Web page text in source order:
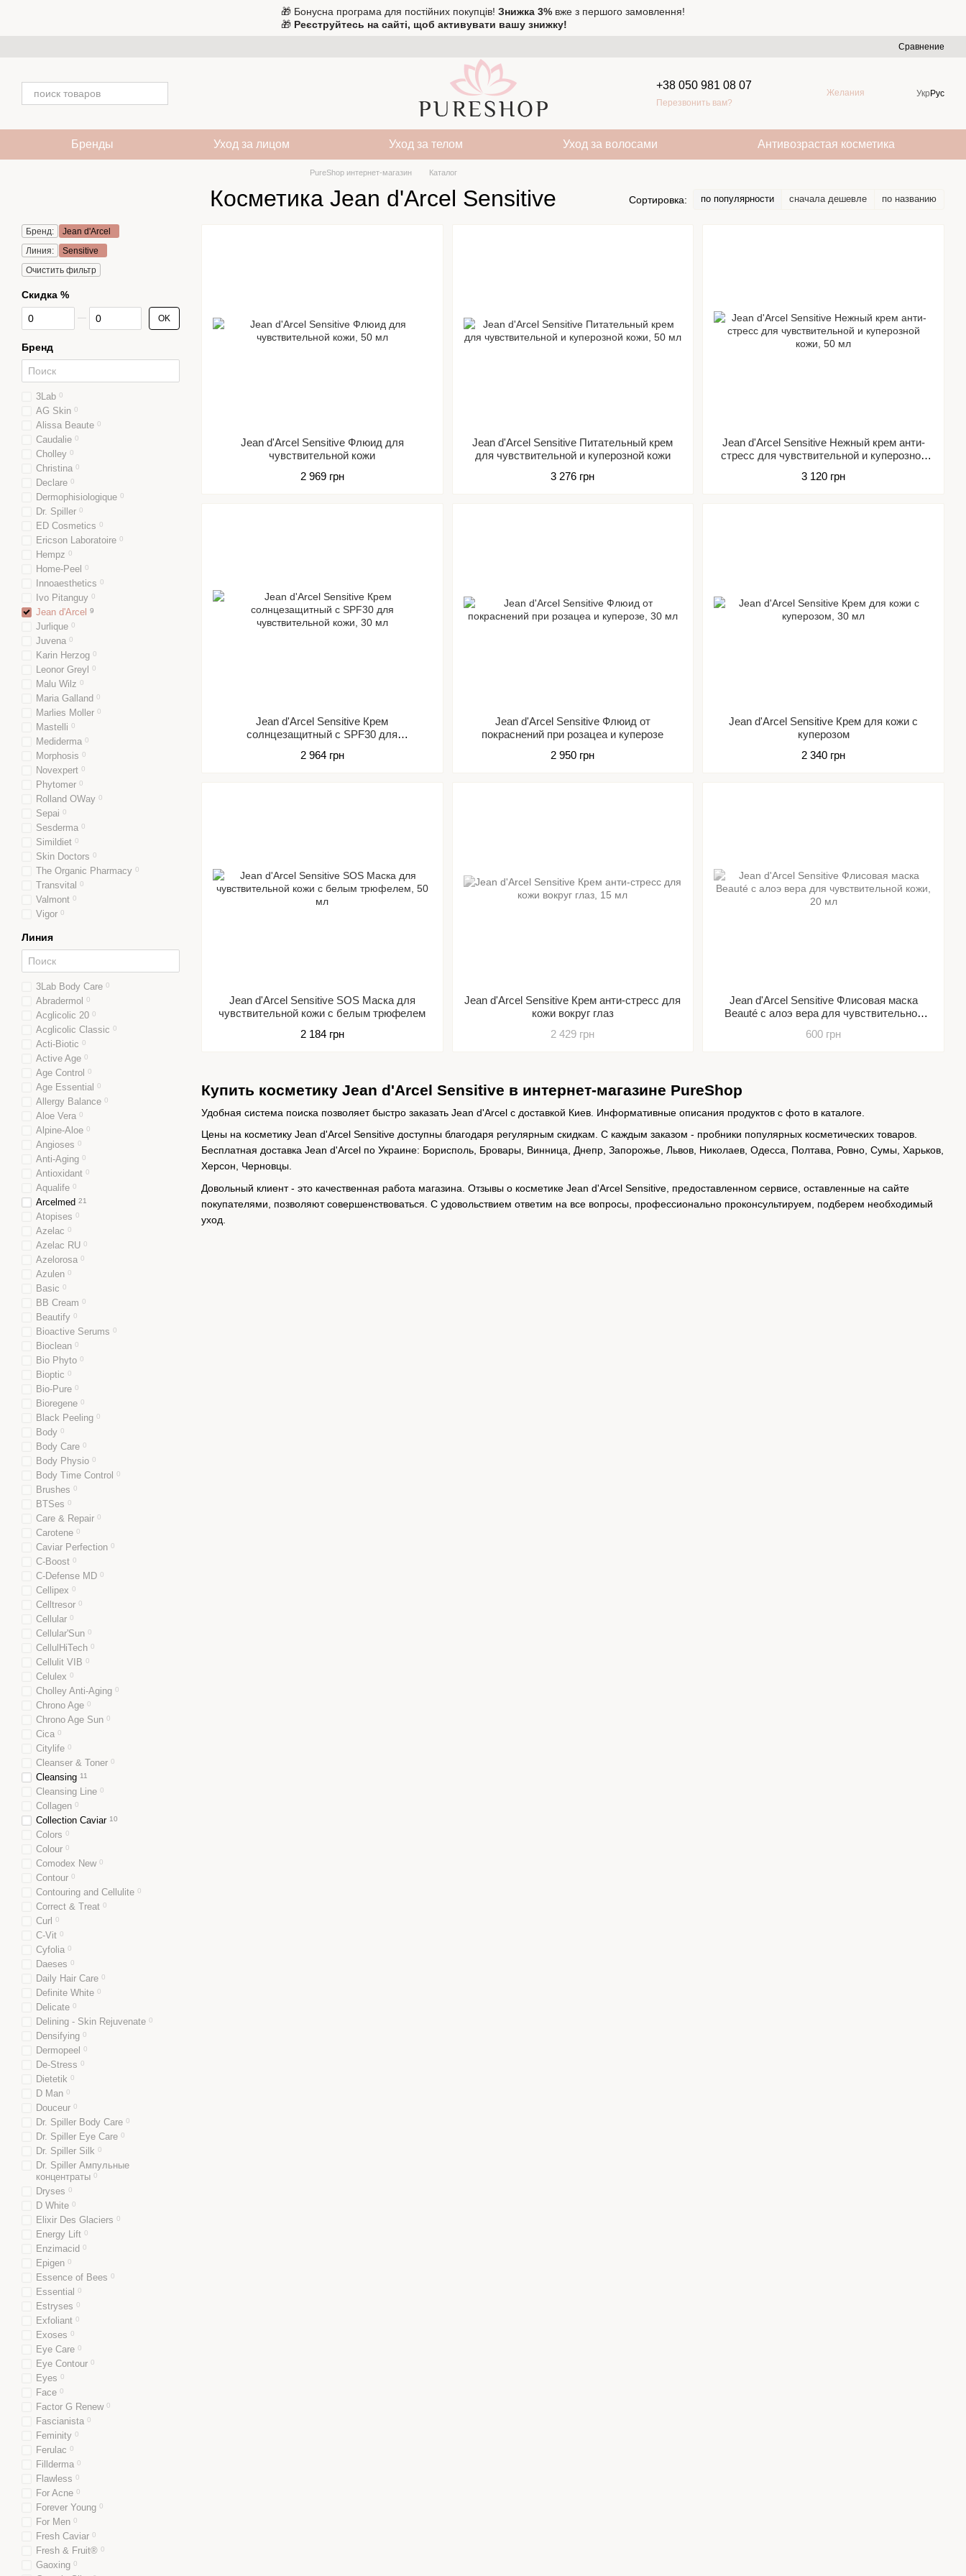
🎁 Бонусна програма для постійних покупців! Знижка 3% вже з першого замовлення!
🎁 Реєструйтесь на сайті, щоб активувати вашу знижку!
Сравнение
+38 050 981 08 07
Перезвонить вам?
Желания Укр Рус
Бренды Уход за лицом Уход за телом Уход за волосами Антивозрастая косметика
PureShop интернет-магазин Каталог
Косметика Jean d'Arcel Sensitive Сортировка: по популярности сначала дешевле по названию
Купить косметику Jean d'Arcel Sensitive в интернет-магазине PureShop
Удобная система поиска позволяет быстро заказать Jean d'Arcel с доставкой Киев. Информативные описания продуктов с фото в каталоге.
Цены на косметику Jean d'Arcel Sensitive доступны благодаря регулярным скидкам. С каждым заказом - пробники популярных косметических товаров.
Бесплатная доставка Jean d'Arcel по Украине: Борисполь, Бровары, Винница, Днепр, Запорожье, Львов, Николаев, Одесса, Полтава, Ровно, Сумы, Харьков,
Херсон, Черновцы.
Довольный клиент - это качественная работа магазина. Отзывы о косметике Jean d'Arcel Sensitive, предоставленном сервисе, оставленные на сайте
покупателями, позволяют совершенствоваться. C удовольствием ответим на все вопросы, профессионально проконсультируем, подберем необходимый
уход.
Jean d'Arcel Sensitive Флюид для
чувствительной кожи
2 969 грн
Jean d'Arcel Sensitive Питательный крем
для чувствительной и куперозной кожи
3 276 грн
Jean d'Arcel Sensitive Нежный крем анти-
стресс для чувствительной и куперозной
3 120 грн
Jean d'Arcel Sensitive Крем
солнцезащитный с SPF30 для
2 964 грн
Jean d'Arcel Sensitive Флюид от
покраснений при розацеа и куперозе
2 950 грн
Jean d'Arcel Sensitive Крем для кожи с
куперозом
2 340 грн
Jean d'Arcel Sensitive SOS Маска для
чувствительной кожи с белым трюфелем
2 184 грн
Jean d'Arcel Sensitive Крем анти-стресс для
кожи вокруг глаз
2 429 грн
Jean d'Arcel Sensitive Флисовая маска
Beauté c алоэ вера для чувствительной
600 грн
Бренд:
Jean d'Arcel
Линия:
Sensitive
Очистить фильтр
Скидка %
От Скидка %
До Скидка % OK
Бренд
3Lab 0
AG Skin 0
Alissa Beaute 0
Caudalie 0
Cholley 0
Christina 0
Declare 0
Dermophisiologique 0
Dr. Spiller 0
ED Cosmetics 0
Ericson Laboratoire 0
Hempz 0
Home-Peel 0
Innoaesthetics 0
Ivo Pitanguy 0
Jean d'Arcel 9
Jurlique 0
Juvena 0
Karin Herzog 0
Leonor Greyl 0
Malu Wilz 0
Maria Galland 0
Marlies Moller 0
Mastelli 0
Mediderma 0
Morphosis 0
Novexpert 0
Phytomer 0
Rolland OWay 0
Sepai 0
Sesderma 0
Simildiet 0
Skin Doctors 0
The Organic Pharmacy 0
Transvital 0
Valmont 0
Vigor 0
Линия
3Lab Body Care 0
Abradermol 0
Acglicolic 20 0
Acglicolic Classic 0
Acti-Biotic 0
Active Age 0
Age Control 0
Age Essential 0
Allergy Balance 0
Aloe Vera 0
Alpine-Aloe 0
Angioses 0
Anti-Aging 0
Antioxidant 0
Aqualife 0
Arcelmed 21
Atopises 0
Azelac 0
Azelac RU 0
Azelorosa 0
Azulen 0
Basic 0
BB Cream 0
Beautify 0
Bioactive Serums 0
Bioclean 0
Bio Phyto 0
Bioptic 0
Bio-Pure 0
Bioregene 0
Black Peeling 0
Body 0
Body Care 0
Body Physio 0
Body Time Control 0
Brushes 0
BTSes 0
Care & Repair 0
Carotene 0
Caviar Perfection 0
C-Boost 0
C-Defense MD 0
Cellipex 0
Celltresor 0
Cellular 0
Cellular'Sun 0
CellulHiTech 0
Cellulit VIB 0
Celulex 0
Cholley Anti-Aging 0
Chrono Age 0
Chrono Age Sun 0
Cica 0
Citylife 0
Cleanser & Toner 0
Cleansing 11
Cleansing Line 0
Collagen 0
Collection Caviar 10
Colors 0
Colour 0
Comodex New 0
Contour 0
Contouring and Cellulite 0
Correct & Treat 0
Curl 0
C-Vit 0
Cyfolia 0
Daeses 0
Daily Hair Care 0
Definite White 0
Delicate 0
Delining - Skin Rejuvenate 0
Densifying 0
Dermopeel 0
De-Stress 0
Dietetik 0
D Man 0
Douceur 0
Dr. Spiller Body Care 0
Dr. Spiller Eye Care 0
Dr. Spiller Silk 0
Dr. Spiller Ампульные
концентраты 0
Dryses 0
D White 0
Elixir Des Glaciers 0
Energy Lift 0
Enzimacid 0
Epigen 0
Essence of Bees 0
Essential 0
Estryses 0
Exfoliant 0
Exoses 0
Eye Care 0
Eye Contour 0
Eyes 0
Face 0
Factor G Renew 0
Fascianista 0
Feminity 0
Ferulac 0
Fillderma 0
Flawless 0
For Acne 0
Forever Young 0
For Men 0
Fresh Caviar 0
Fresh & Fruit® 0
Gaoxing 0